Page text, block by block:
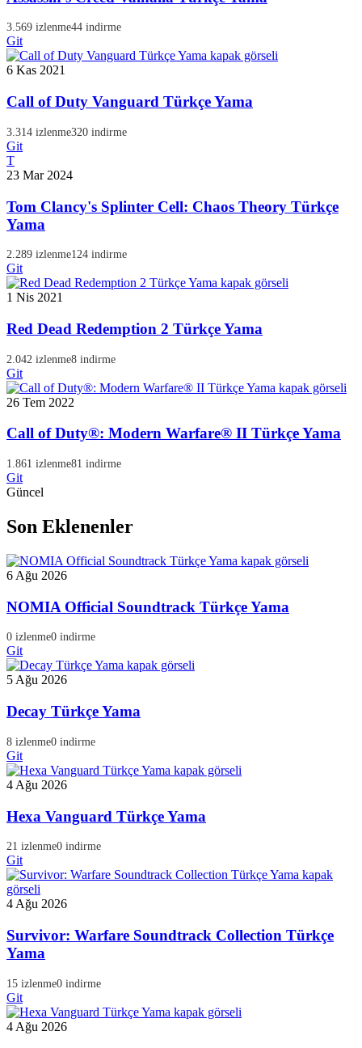
3.569 izlenme44 indirme
Git
6 Kas 2021
Call of Duty Vanguard Türkçe Yama
3.314 izlenme320 indirme
Git
T
23 Mar 2024
Tom Clancy's Splinter Cell: Chaos Theory Türkçe
Yama
2.289 izlenme124 indirme
Git
1 Nis 2021
Red Dead Redemption 2 Türkçe Yama
2.042 izlenme8 indirme
Git
26 Tem 2022
Call of Duty®: Modern Warfare® II Türkçe Yama
1.861 izlenme81 indirme
Git
Güncel
Son Eklenenler
6 Ağu 2026
NOMIA Official Soundtrack Türkçe Yama
0 izlenme0 indirme
Git
5 Ağu 2026
Decay Türkçe Yama
8 izlenme0 indirme
Git
4 Ağu 2026
Hexa Vanguard Türkçe Yama
21 izlenme0 indirme
Git
4 Ağu 2026
Survivor: Warfare Soundtrack Collection Türkçe
Yama
15 izlenme0 indirme
Git
4 Ağu 2026